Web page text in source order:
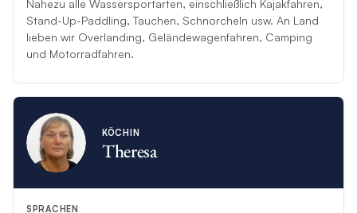
*Sollte diese Crew aus unvorhergesehenen Gründen Ihre
Charterfahrt nicht durchführen können, wird eine andere
kompetente Crew als Ersatz einspringen.
Nahezu alle Wassersportarten, einschließlich Kajakfahren,
Stand-Up-Paddling, Tauchen, Schnorcheln usw. An Land
lieben wir Overlanding, Geländewagenfahren, Camping
und Motorradfahren.
KÖCHIN
Theresa
SPRACHEN